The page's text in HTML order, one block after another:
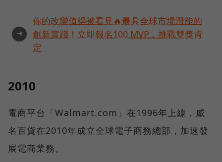
➜
你的改變值得被看見🔥最具全球市場潛能的
創新實踐！立即報名100 MVP，挑戰雙獎肯
定
2010
電商平台「Walmart.com」在1996年上線，威
名百貨在2010年成立全球電子商務總部，加速發
展電商業務。